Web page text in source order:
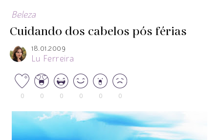
Beleza
Cuidando dos cabelos pós férias
18.01.2009
Lu Ferreira
0 0 0 0 0 0